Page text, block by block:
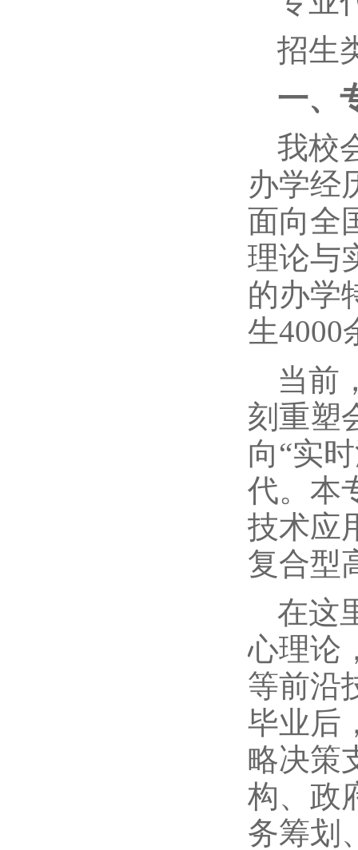
招生
一、
我校
办学经
面向全
理论与
的办学
生4000
当前
刻重塑
向“实
代。本
技术应
复合型
在这
心理论
等前沿
毕业后
略决策
构、政
务筹划